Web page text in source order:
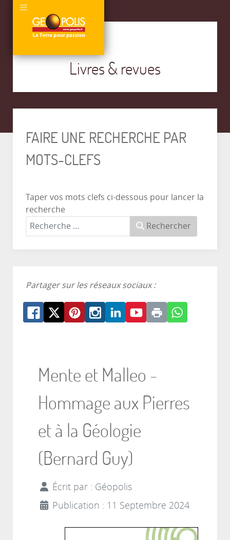
Livres & revues
FAIRE UNE RECHERCHE PAR
MOTS-CLEFS
Taper vos mots clefs ci-dessous pour lancer la
recherche
Rechercher
Partager sur les réseaux sociaux :
Mente et Malleo -
Hommage aux Pierres
et à la Géologie
(Bernard Guy)
Écrit par : Géopolis
Publication : 11 Septembre 2024